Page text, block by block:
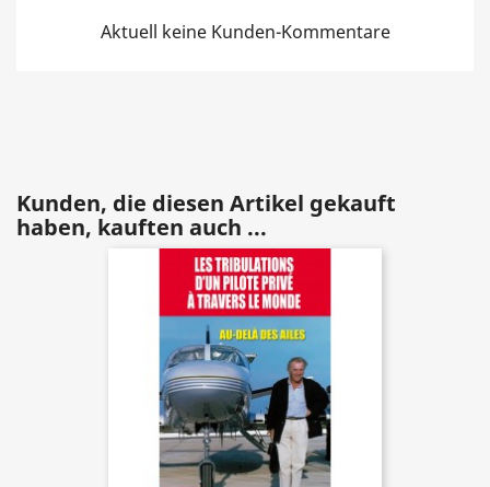
Aktuell keine Kunden-Kommentare
Kunden, die diesen Artikel gekauft
haben, kauften auch ...